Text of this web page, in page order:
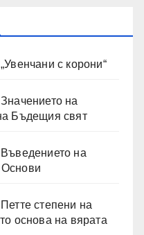
с корони“
на
Бъдещия свят
на
степени на
основа на вярата